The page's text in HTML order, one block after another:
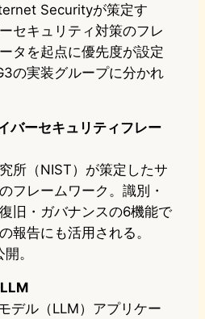
Securityが策定す
セキュリティ対策のフレ
タを起点に優先度が設定
の実装グループに分かれ
バーセキュリティフレー
所（NIST）が策定したサ
フレームワーク。識別・
旧・ガバナンスの6機能で
報告にも活用される。
。
デル（LLM）アプリケー